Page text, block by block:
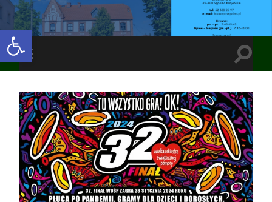
Open toolbar
Toggle
mobile
Toggle